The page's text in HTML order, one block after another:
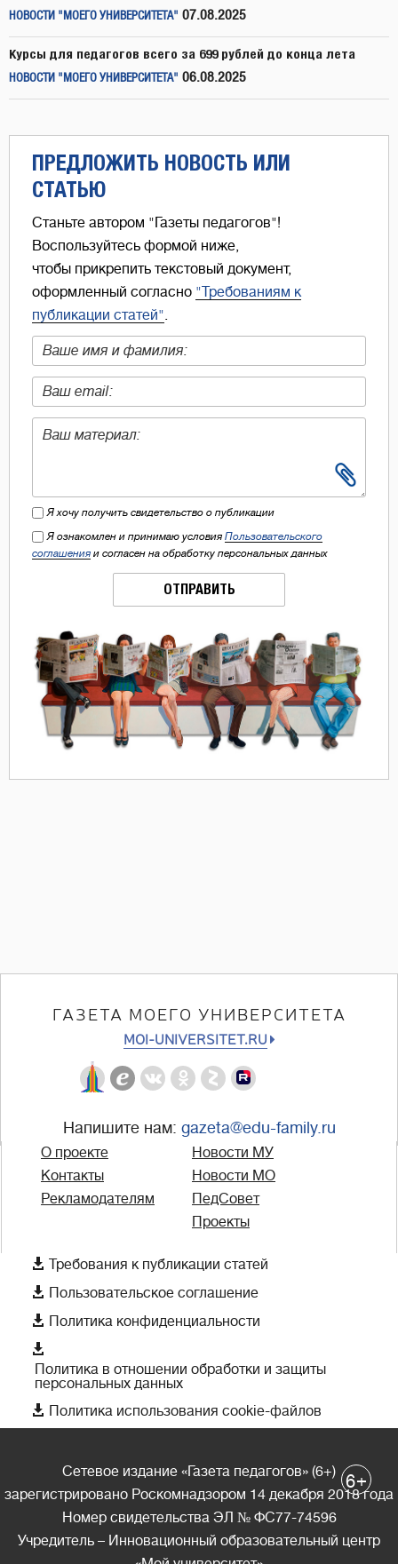
НОВОСТИ "МОЕГО УНИВЕРСИТЕТА" 07.08.2025
Курсы для педагогов всего за 699 рублей до конца лета
НОВОСТИ "МОЕГО УНИВЕРСИТЕТА" 06.08.2025
ПРЕДЛОЖИТЬ НОВОСТЬ ИЛИ
СТАТЬЮ
Станьте автором "Газеты педагогов"!
Воспользуйтесь формой ниже,
чтобы прикрепить текстовый документ,
оформленный согласно "Требованиям к
публикации статей"
Я хочу получить свидетельство о публикации
Я ознакомлен и принимаю условия Пользовательского
соглашения и согласен на обработку персональных данных
ОТПРАВИТЬ
ГАЗЕТА МОЕГО УНИВЕРСИТЕТА
MOI-UNIVERSITET.RU
Напишите нам: gazeta@edu-family.ru
О проекте
Контакты
Рекламодателям
Новости МУ
Новости МО
ПедСовет
Проекты
 Требования к публикации статей
 Пользовательское соглашение
 Политика конфиденциальности

Политика в отношении обработки и защиты
персональных данных
 Политика использования cookie-файлов
Сетевое издание «Газета педагогов» (6+)
зарегистрировано Роскомнадзором 14 декабря 2018 года
Номер свидетельства ЭЛ № ФС77-74596
Учредитель – Инновационный образовательный центр
6+